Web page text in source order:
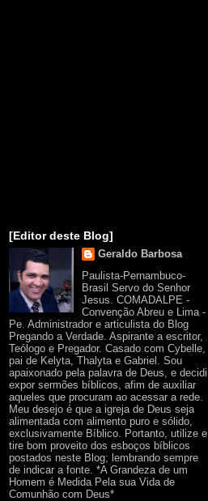
[Editor deste Blog]
Geraldo Barbosa
Paulista-Pernambuco-
Brasil Servo do Senhor
Jesus. COMADALPE -
Convenção Abreu e Lima -
Pe. Administrador e articulista do Blog
Pregando a Verdade. Aspirante a escritor,
Teólogo e Pregador. Casado com Cybelle,
pai de Kelyta, Thalyta e Gabriel. Sou
apaixonado pela palavra de Deus, e decidi
expor sermões bíblicos, afim de auxiliar
aqueles que procuram ao acessar a rede.
Meu desejo é que a igreja de Deus seja
alimentada com alimento puro e sólido,
exclusivamente Bíblico. Portanto, utilize e
tire bom proveito dos esboços bíblicos
postados neste Blog; lembrando sempre
de indicar a fonte. *A Grandeza de um
Homem é Medida Pela sua Vida de
Comunhão com Deus*